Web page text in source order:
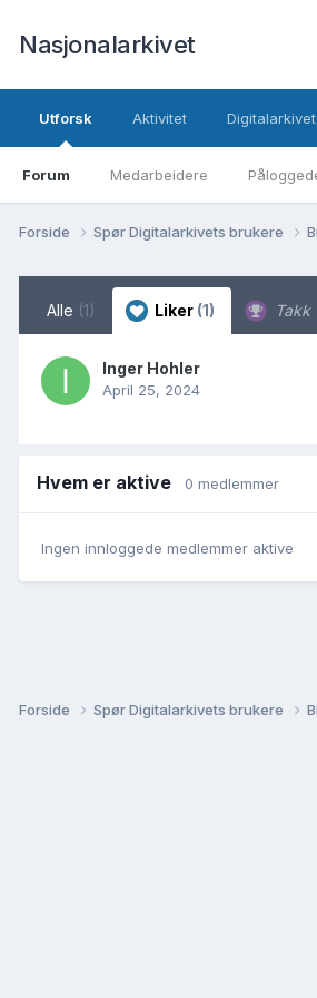
Nasjonalarkivet
Utforsk
Forum Medarbeidere
Aktivitet Digitalarkivet
Forside Spør Digitalarkivets brukere
Alle (1) Liker (1) Takk
Inger Hohler
April 25, 2024
Hvem er aktive 0 medlemmer
Ingen innloggede medlemmer aktive
Forside Spør Digitalarkivets brukere